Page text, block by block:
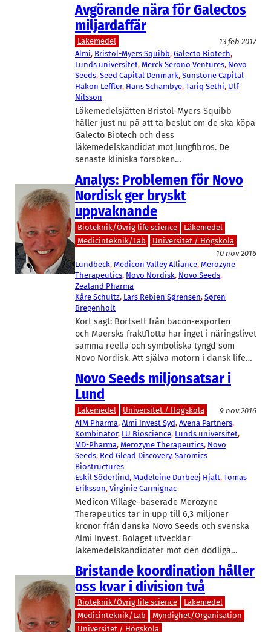
Avgörande nära för Galectos
miljardaffär
Läkemedel
13 feb 2017
Almi, Bristol-Myers Squibb, Galecto Biotech
Lunds universitet, Merck Serono Ventures, Novo
Seeds, Seed Capital Denmark, Sunstone Capital
Hakon Leffler, Hans Schambye, Tariq Sethi, Ulf
Nilsson
Läkemedelsjätten Bristol-Myers Squibb
håller just nu på att ta beslut om de ska köpa
Galecto Biotech och dess
läkemedelskandidat mot lungfibros. De
senaste kliniska försöken…
Analys: Problemen för Novo
Nordisk ger bryskt
uppvaknande
Bioteknik/Övrig life science
Läkemedel
Medicinteknik/Lab
Universitet / Högskola
10 nov 2016
Lundbeck, Medicon Valley Alliance, Merozyne
Therapeutics, Novo Nordisk, Novo Seeds
Zealand Pharma
Kåre Schultz, Lars Rebien Sørensen, Søren
Bregenholt
Kort sagt: Bortsett från bacon-exporten
och Maersks fraktflotta har inget i näringslivet
samma reella och symboliska tyngd som
Novo Nordisk. Att själva motorn i dansk life…
Novo Seeds miljonsatsar i
Lund
Läkemedel Universitet / Högskola
9 nov 2016
A1M Pharma, Almi Invest Syd, Avena Partners
Kombinator, LU Bioscience, Lunds universitet
MD-Pharma, Merozyne Therapeutics, Novo
Seeds, Red Glead Discovery, Saromics
Biostructures
Eskil Söderlind, Madeleine Durbeej Hjalt, Tomas
Eriksson, Virginie Carmignac
Medicon Village-baserade Merozyne
Therapeutics tar in upp till 6,3 miljoner
kronor från danska Novo Seeds och svenska
Almi Invest. Bolaget utvecklar
läkemedelskandidater mot den dödliga…
Bristande koordination håller
oss kvar i division två
Bioteknik/Övrig life science
Läkemedel
Medicinteknik/Lab
Myndighet/Organisation
Universitet / Högskola